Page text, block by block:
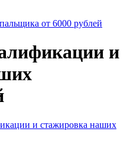
от 6000 рублей
и
и стажировка наших